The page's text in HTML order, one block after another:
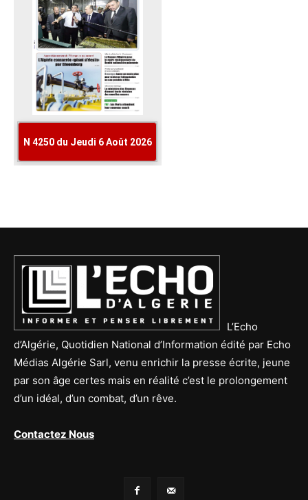
L’Echo
d’Algérie, Quotidien National d’Information édité par Echo
Médias Algérie Sarl, venu enrichir la presse écrite, jeune
par son âge certes mais en réalité c’est le prolongement
d’un idéal, d’un combat, d’un rêve.
Contactez Nous